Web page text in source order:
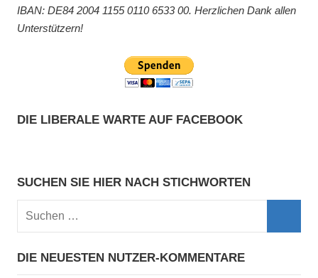
IBAN: DE84 2004 1155 0110 6533 00. Herzlichen Dank allen
Unterstützern!
DIE LIBERALE WARTE AUF FACEBOOK
SUCHEN SIE HIER NACH STICHWORTEN
DIE NEUESTEN NUTZER-KOMMENTARE